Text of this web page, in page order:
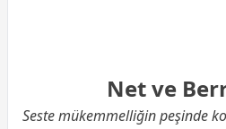
Net ve
Seste mükemmelliğin peşinde